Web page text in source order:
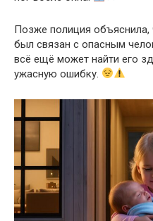
Позже полиция объяснила,
был связан с опасным
всё ещё может найти его
ужасную ошибку.